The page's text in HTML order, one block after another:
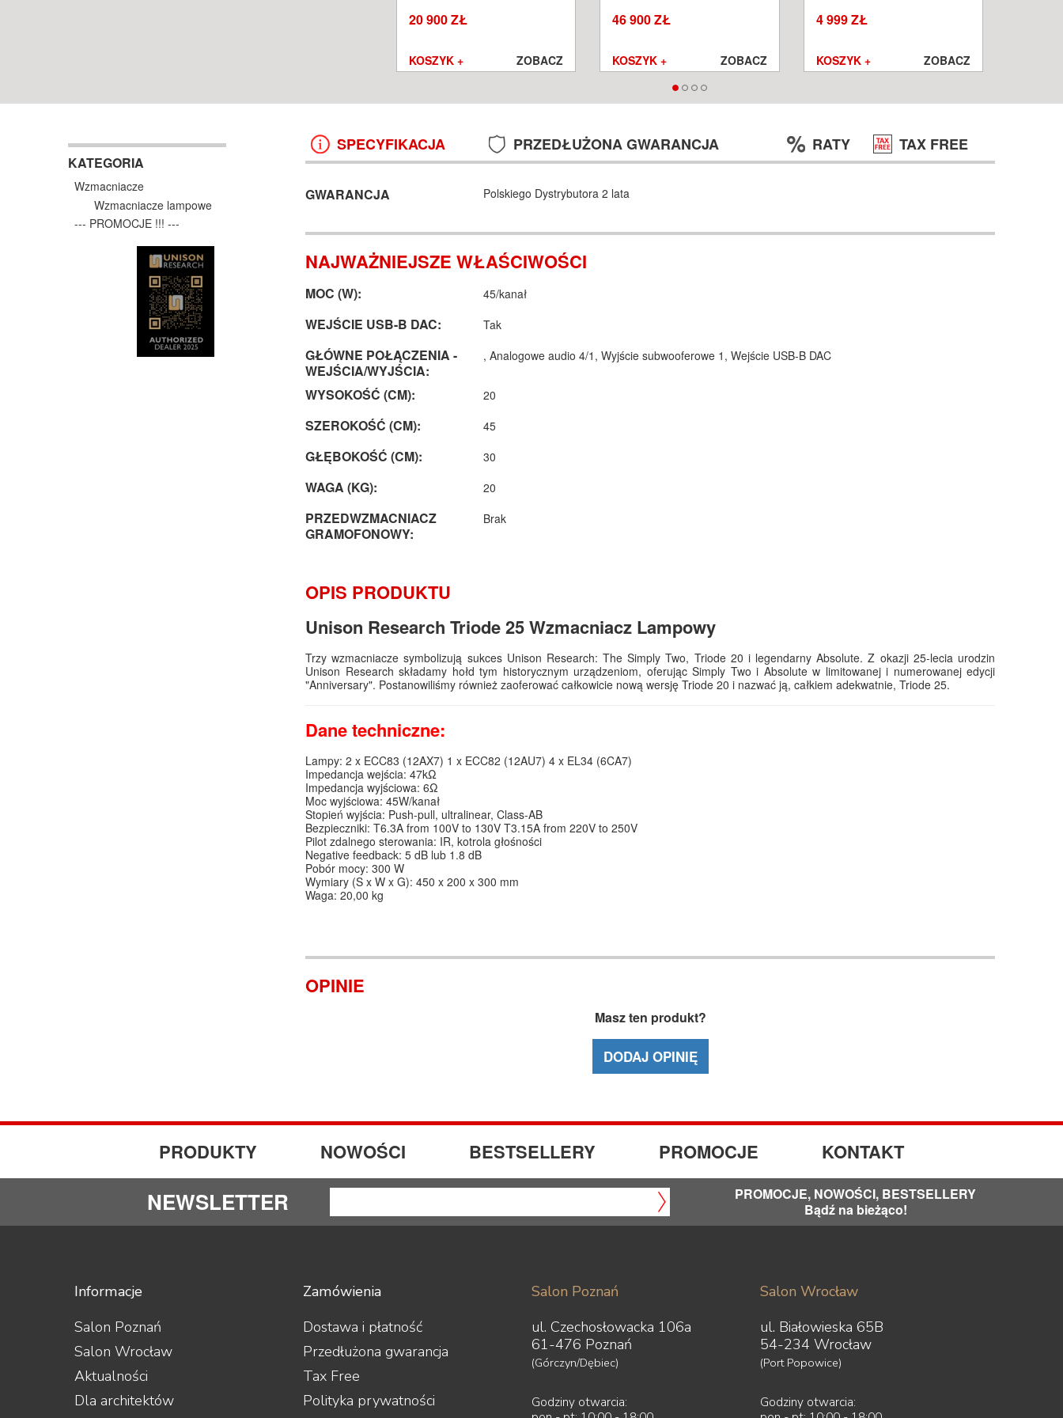
20 900 ZŁ
KOSZYK + ZOBACZ
46 900 ZŁ
KOSZYK + ZOBACZ
4 999 ZŁ
KOSZYK + ZOBACZ
KATEGORIA
Wzmacniacze
Wzmacniacze lampowe
--- PROMOCJE !!! ---
SPECYFIKACJA PRZEDŁUŻONA GWARANCJA RATY TAX FREE
GWARANCJA Polskiego Dystrybutora 2 lata
NAJWAŻNIEJSZE WŁAŚCIWOŚCI
MOC (W): 45/kanał
WEJŚCIE USB-B DAC: Tak
GŁÓWNE POŁĄCZENIA -
WEJŚCIA/WYJŚCIA:
, Analogowe audio 4/1, Wyjście subwooferowe 1, Wejście USB-B DAC
WYSOKOŚĆ (CM): 20
SZEROKOŚĆ (CM): 45
GŁĘBOKOŚĆ (CM): 30
WAGA (KG): 20
PRZEDWZMACNIACZ
GRAMOFONOWY:
Brak
OPIS PRODUKTU
Unison Research Triode 25 Wzmacniacz Lampowy
Trzy wzmacniacze symbolizują sukces Unison Research: The Simply Two, Triode 20 i legendarny Absolute. Z okazji 25-lecia urodzin
Unison Research składamy hołd tym historycznym urządzeniom, oferując Simply Two i Absolute w limitowanej i numerowanej edycji
"Anniversary". Postanowiliśmy również zaoferować całkowicie nową wersję Triode 20 i nazwać ją, całkiem adekwatnie, Triode 25.
Dane techniczne:
Lampy: 2 x ECC83 (12AX7) 1 x ECC82 (12AU7) 4 x EL34 (6CA7)
Impedancja wejścia: 47kΩ
Impedancja wyjściowa: 6Ω
Moc wyjściowa: 45W/kanał
Stopień wyjścia: Push-pull, ultralinear, Class-AB
Bezpieczniki: T6.3A from 100V to 130V T3.15A from 220V to 250V
Pilot zdalnego sterowania: IR, kotrola głośności
Negative feedback: 5 dB lub 1.8 dB
Pobór mocy: 300 W
Wymiary (S x W x G): 450 x 200 x 300 mm
Waga: 20,00 kg
OPINIE
Masz ten produkt?
DODAJ OPINIĘ
PRODUKTY NOWOŚCI BESTSELLERY PROMOCJE KONTAKT
NEWSLETTER
PROMOCJE, NOWOŚCI, BESTSELLERY
Bądź na bieżąco!
Informacje
Salon Poznań
Salon Wrocław
Aktualności
Dla architektów
Zamówienia
Dostawa i płatność
Przedłużona gwarancja
Tax Free
Polityka prywatności
Salon Poznań
ul. Czechosłowacka 106a
61-476 Poznań
(Górczyn/Dębiec)
Godziny otwarcia:
Salon Wrocław
ul. Białowieska 65B
54-234 Wrocław
(Port Popowice)
Godziny otwarcia: